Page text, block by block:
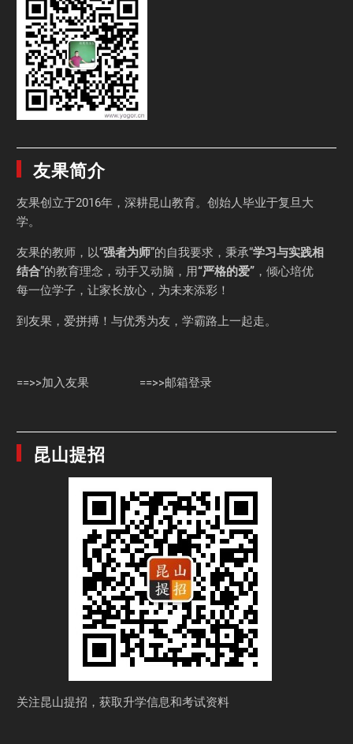
友果简介
友果创立于2016年，深耕昆山教育。创始人毕业于复旦大
学。
友果的教师，以“强者为师”的自我要求，秉承“学习与实践相
结合”的教育理念，动手又动脑，用“严格的爱” ，倾心培优
每一位学子，让家长放心，为未来添彩！
到友果，爱拼搏！与优秀为友，学霸路上一起走。
==>>加入友果 ==>>邮箱登录
昆山提招
关注昆山提招，获取升学信息和考试资料